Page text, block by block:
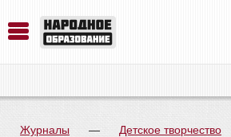
Журналы — Детское творчество